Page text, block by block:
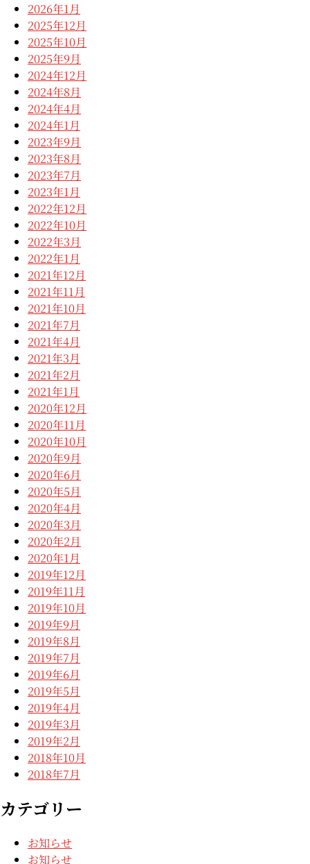
2026年1月
2025年12月
2025年10月
2025年9月
2024年12月
2024年8月
2024年4月
2024年1月
2023年9月
2023年8月
2023年7月
2023年1月
2022年12月
2022年10月
2022年3月
2022年1月
2021年12月
2021年11月
2021年10月
2021年7月
2021年4月
2021年3月
2021年2月
2021年1月
2020年12月
2020年11月
2020年10月
2020年9月
2020年6月
2020年5月
2020年4月
2020年3月
2020年2月
2020年1月
2019年12月
2019年11月
2019年10月
2019年9月
2019年8月
2019年7月
2019年6月
2019年5月
2019年4月
2019年3月
2019年2月
2018年10月
2018年7月
カテゴリー
お知らせ
お知らせ